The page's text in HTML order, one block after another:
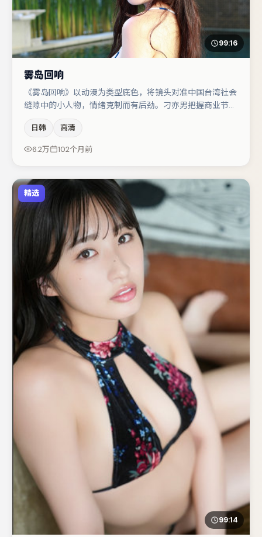
99:16
雾岛回响
《雾岛回响》以动漫为类型底色，将镜头对准中国台湾社会
缝隙中的小人物，情绪克制而有后劲。刁亦男把握商业节奏
与河正宇的对手戏构成全片情感锚点，朱一龙则以细节塑造
推动谜题层层揭开。整体完成度较高，适合周末一口气追
日韩 高清
6.2万 102个月前
精选
99:14